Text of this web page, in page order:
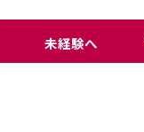
未経験へ